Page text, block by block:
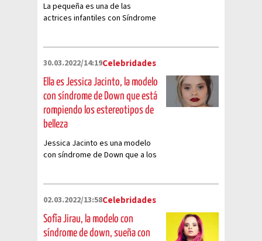
La pequeña es una de las
actrices infantiles con Síndrome
30.03.2022/14:19Celebridades
Ella es Jessica Jacinto, la modelo
con síndrome de Down que está
rompiendo los estereotipos de
belleza
Jessica Jacinto es una modelo
con síndrome de Down que a los
02.03.2022/13:58Celebridades
Sofía Jirau, la modelo con
síndrome de down, sueña con